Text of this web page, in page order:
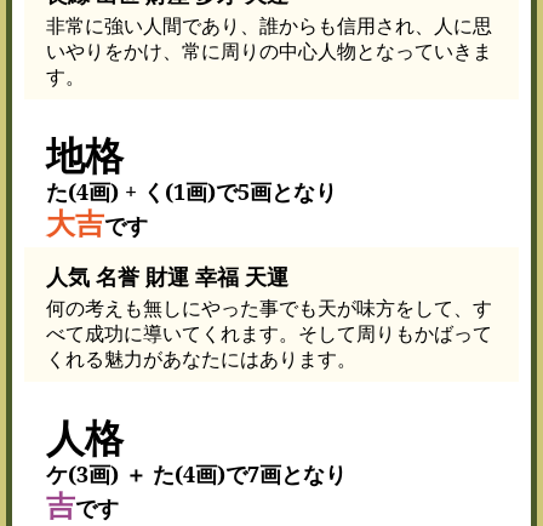
非常に強い人間であり、誰からも信用され、人に思
いやりをかけ、常に周りの中心人物となっていきま
す。
地格
た(4画) + く(1画)で5画となり
大吉です
人気 名誉 財運 幸福 天運
何の考えも無しにやった事でも天が味方をして、す
べて成功に導いてくれます。そして周りもかばって
くれる魅力があなたにはあります。
人格
ケ(3画) ＋ た(4画)で7画となり
吉です